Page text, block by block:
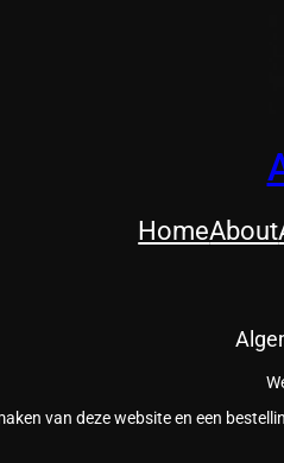
HomeAbout
van deze website en een